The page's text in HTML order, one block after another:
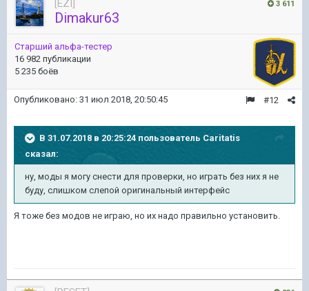
3 611
[EZI]
Dimakur63
Старший альфа-тестер
16 982 публикации
5 235 боёв
#12
Опубликовано: 31 июл 2018, 20:50:45
В 31.07.2018 в 20:25:24 пользователь Caritatis
сказал:
ну, моды я могу снести для проверки, но играть без них я не
буду, слишком слепой оригинальный интерфейс
Я тоже без модов не играю, но их надо правильно установить.